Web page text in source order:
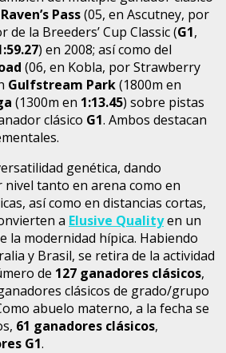
Raven’s Pass(05, en Ascutney, por
de la Breeders’ Cup Classic (G1,
) en 2008; así como del
(06, en Kobla, por Strawberry
Gulfstream Park(1800m en
(1300m en 1:13.45) sobre pistas
clásico G1. Ambos destacan
genética, dando
tanto en arena como en
así como en distancias cortas,
a Elusive Qualityen un
la modernidad hípica. Habiendo
y Brasil, se retira de la actividad
de 127 ganadores clásicos,
clásicos de grado/grupo
abuelo materno, a la fecha se
61 ganadores clásicos,
G1.